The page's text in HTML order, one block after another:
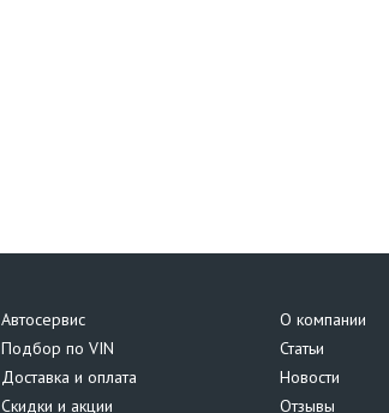
Автосервис
Подбор по VIN
Доставка и оплата
Скидки и акции
О компании
Статьи
Новости
Отзывы